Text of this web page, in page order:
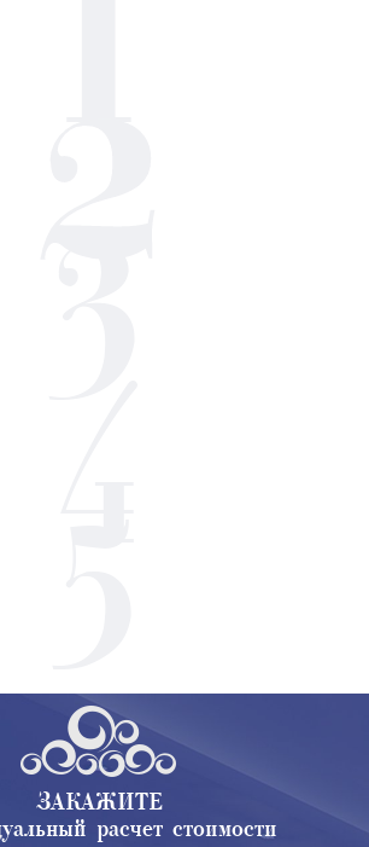
ЗАКАЖИТЕ
расчет стоимости